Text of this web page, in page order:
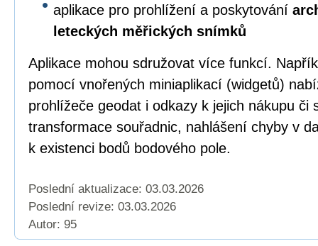
aplikace pro prohlížení a poskytování
leteckých měřických snímků
Aplikace mohou sdružovat více funkcí.
pomocí vnořených miniaplikací (widgetů)
prohlížeče geodat i odkazy k jejich nákupu či
transformace souřadnic, nahlášení chyby v
k existenci bodů bodového pole.
Poslední aktualizace: 03.03.2026
Poslední revize: 03.03.2026
Autor: 95